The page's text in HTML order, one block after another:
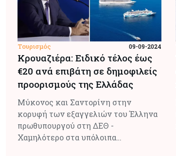
Τουρισμός 09-09-2024
Κρουαζιέρα: Ειδικό τέλος έως
€20 ανά επιβάτη σε δημοφιλείς
προορισμούς της Ελλάδας
Μύκονος και Σαντορίνη στην
κορυφή των εξαγγελιών του Έλληνα
πρωθυπουργού στη ΔΕΘ -
Χαμηλότερο στα υπόλοιπα…